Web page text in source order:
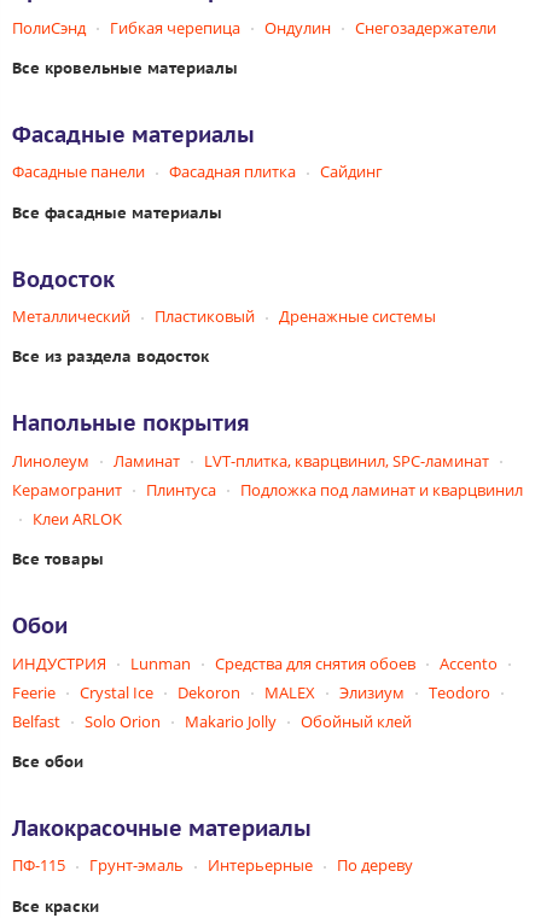
ПолиСэнд Гибкая черепица Ондулин Снегозадержатели
Все кровельные материалы
Фасадные материалы
Фасадные панели Фасадная плитка Сайдинг
Все фасадные материалы
Водосток
Металлический Пластиковый Дренажные системы
Все из раздела водосток
Напольные покрытия
Линолеум Ламинат
LVT-плитка, кварцвинил, SPC-ламинат
Керамогранит
Плинтуса
Подложка под ламинат и кварцвинил
Клеи ARLOK
Все товары
Обои
ИНДУСТРИЯ Lunman Средства для снятия обоев
Accento
Feerie
Crystal Ice Dekoron MALEX Элизиум
Teodoro
Belfast
Solo Orion Makario Jolly Обойный клей
Все обои
Лакокрасочные материалы
ПФ-115 Грунт-эмаль Интерьерные По дереву
Все краски